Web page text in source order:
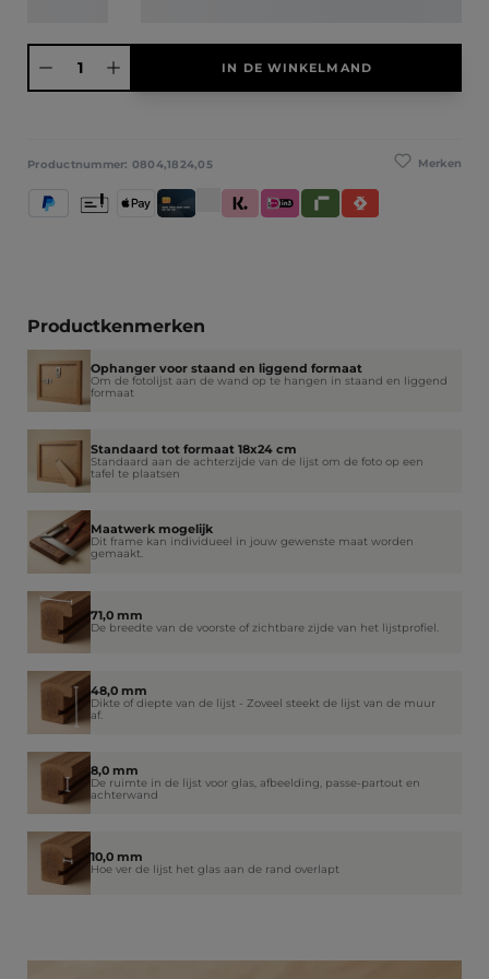
Producthoeveelheid: Voer de gewenste hoeveelheid in of gebruik de
IN DE WINKELMAND
Merken
Productnummer: 0804,1824,05
PayPal Apple PayCreditcard / BetaalpasKlarna (Achteraf betalen / In delen
iDeal IN3RivertySatispay
Vooruitbetaling
Productkenmerken
Ophanger voor staand en liggend formaat
Om de fotolijst aan de wand op te hangen in staand en liggend
formaat
Standaard tot formaat 18x24 cm
Standaard aan de achterzijde van de lijst om de foto op een
tafel te plaatsen
Maatwerk mogelijk
Dit frame kan individueel in jouw gewenste maat worden
gemaakt.
71,0 mm
De breedte van de voorste of zichtbare zijde van het lijstprofiel.
48,0 mm
Dikte of diepte van de lijst - Zoveel steekt de lijst van de muur
af.
8,0 mm
De ruimte in de lijst voor glas, afbeelding, passe-partout en
achterwand
10,0 mm
Hoe ver de lijst het glas aan de rand overlapt